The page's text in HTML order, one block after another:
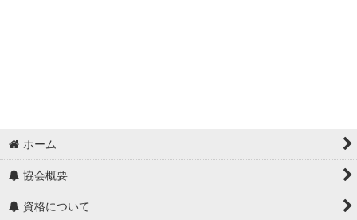
ホーム
協会概要
資格について